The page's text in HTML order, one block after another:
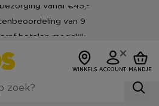
vanaf €45,-*
van 9
betalen mogelijk
WINKELS ACCOUNT MANDJE